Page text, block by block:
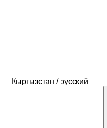
Кыргызстан / русский